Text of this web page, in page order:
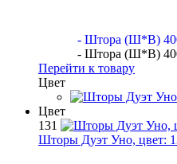
- Штора (Ш*В)
- Штора (Ш*В)
Перейти к товару
Цвет
Цвет
131
Шторы Дуэт Уно, цвет: